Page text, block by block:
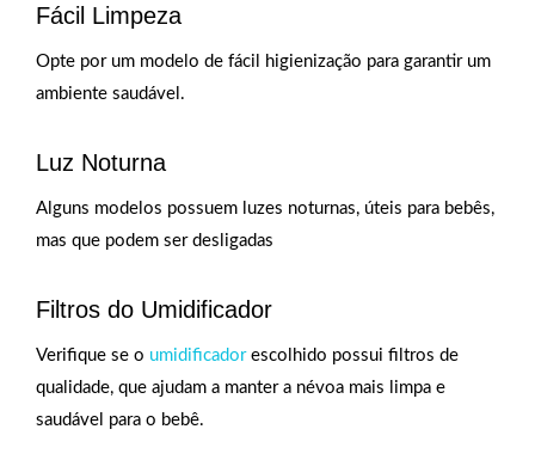
Fácil Limpeza
Opte por um modelo de fácil higienização para garantir um
ambiente saudável.
Luz Noturna
Alguns modelos possuem luzes noturnas, úteis para bebês,
mas que podem ser desligadas
Filtros do Umidificador
Verifique se o umidificadorescolhido possui filtros de
qualidade, que ajudam a manter a névoa mais limpa e
saudável para o bebê.